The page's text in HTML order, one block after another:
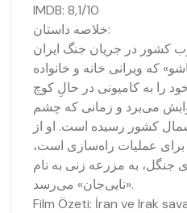
IMDB: 8,1/10
خلاصه داستان:
کشور در جریان جنگ ایران
که ویرانی خانه و خانواده
را به کامیونی در حالِ کوچ
می‌برد و زمانی که چشم
کشور رسیده است. او از
برای عملیات راه‌سازی است،
به مزرعه زنی به نام
«نایی‌جان» می‌رسد.
Film Özeti: İran ve Irak